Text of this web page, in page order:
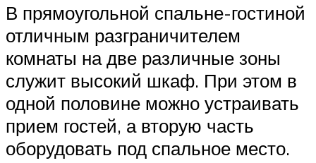
В прямоугольной спальне-гостиной
отличным разграничителем
комнаты на две различные зоны
служит высокий шкаф. При этом в
одной половине можно устраивать
прием гостей, а вторую часть
оборудовать под спальное место.